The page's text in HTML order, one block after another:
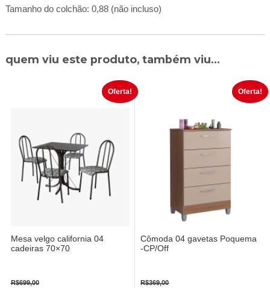
Tamanho do colchão: 0,88 (não incluso)
quem viu este produto, também viu...
Oferta!
Mesa velgo california 04
cadeiras 70×70
R$699,00
Oferta!
Cômoda 04 gavetas Poquema
-CP/Off
R$369,00